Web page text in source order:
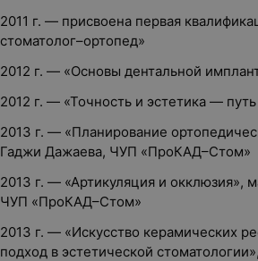
2011 г. — присвоена первая
стоматолог–ортопед»
2012 г. — «Основы дентальной
2012 г. — «Точность и эстетика —
2013 г. — «Планирование
Гаджи Дажаева, ЧУП «ПроКАД–Стом»
2013 г. — «Артикуляция и окклюзия»,
ЧУП «ПроКАД–Стом»
2013 г. — «Искусство керамических
подход в эстетической